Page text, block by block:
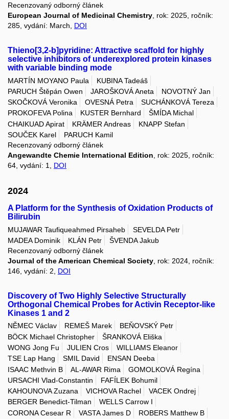
Recenzovaný odborný článek
European Journal of Medicinal Chemistry, rok: 2025, ročník:
285, vydání: March, DOI
Thieno[3,2-b]pyridine: Attractive scaffold for highly
selective inhibitors of underexplored protein kinases
with variable binding mode
MARTÍN MOYANO Paula
KUBINA Tadeáš
PARUCH Štěpán Owen
JAROŠKOVÁ Aneta
NOVOTNÝ Jan
SKOČKOVÁ Veronika
OVESNÁ Petra
SUCHÁNKOVÁ Tereza
PROKOFEVA Polina
KUSTER Bernhard
ŠMÍDA Michal
CHAIKUAD Apirat
KRÄMER Andreas
KNAPP Stefan
SOUČEK Karel
PARUCH Kamil
Recenzovaný odborný článek
Angewandte Chemie International Edition , rok: 2025, ročník:
64, vydání: 1, DOI
2024
A Platform for the Synthesis of Oxidation Products of
Bilirubin
MUJAWAR Taufiqueahmed Pirsaheb
SEVELDA Petr
MADEA Dominik
KLÁN Petr
ŠVENDA Jakub
Recenzovaný odborný článek
Journal of the American Chemical Society , rok: 2024, ročník:
146, vydání: 2, DOI
Discovery of Two Highly Selective Structurally
Orthogonal Chemical Probes for Activin Receptor-like
Kinases 1 and 2
NĚMEC Václav REMEŠ Marek
BEŇOVSKÝ Petr
BÖCK Michael Christopher
ŠRANKOVÁ Eliška
WONG Jong Fu
JULIEN Cros
WILLIAMS Eleanor
TSE Lap Hang
SMIL David
ENSAN Deeba
ISAAC Methvin B
AL-AWAR Rima
GOMOLKOVÁ Regína
URSACHI Vlad-Constantin
FAFÍLEK Bohumil
KAHOUNOVA Zuzana
VICHOVA Rachel
VACEK Ondrej
BERGER Benedict-Tilman
WELLS Carrow I
CORONA Cesear R
VASTA James D
ROBERS Matthew B